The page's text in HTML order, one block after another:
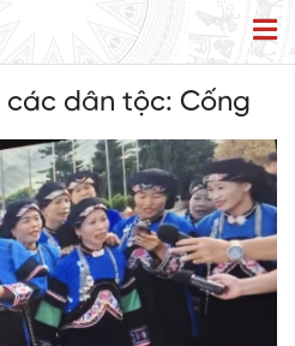
các dân tộc: Cống